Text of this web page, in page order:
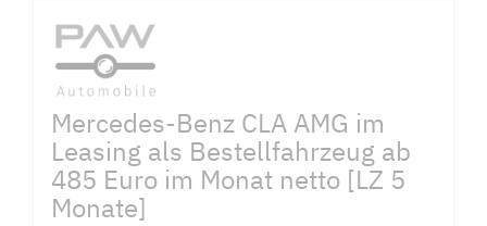
Mercedes-Benz CLA AMG im
Leasing als Bestellfahrzeug ab
485 Euro im Monat netto [LZ 5
Monate]